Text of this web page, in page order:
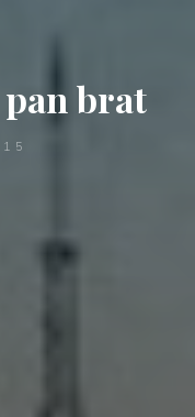
brat